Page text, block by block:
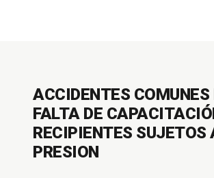
ACCIDENTES COMUNES
FALTA DE
RECIPIENTES SUJETOS
PRESION